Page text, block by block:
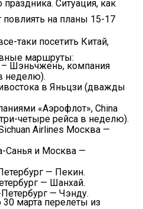
Ситуация, как
на планы 15-17
таки посетить Китай,
маршруты:
Шэньчжень, компания
неделю).
в Яньцзи (дважды
«Аэрофлот», China
четыре рейса в неделю).
Airlines Москва —
Санья и Москва —
— Пекин.
— Шанхай.
— Чэнду.
30 марта перелеты из